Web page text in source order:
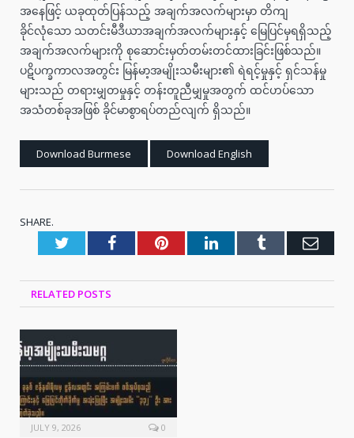
အနေဖြင့် ယခုထုတ်ပြန်သည့် အချက်အလက်များမှာ တိကျ
ခိုင်လုံသော သတင်းမီဒီယာအချက်အလက်များနှင့် မြေပြင်မှရရှိသည့်
အချက်အလက်များကို စုဆောင်းမှတ်တမ်းတင်ထားခြင်းဖြစ်သည်။
ပဋိပက္ခကာလအတွင်း မြန်မာ့အမျိုးသမီးများ၏ ရဲရင့်မှုနှင့် ရှင်သန်မှု
များသည် တရားမျှတမှုနှင့် တန်းတူညီမျှမှုအတွက် ထင်ဟပ်သော
အသံတစ်ခုအဖြစ် ခိုင်မာစွာရပ်တည်လျက် ရှိသည်။
Download Burmese Download English
SHARE.
TwitterFacebookPinterestLinkedInTumblr
RELATED POSTS
JULY 9, 2026 0